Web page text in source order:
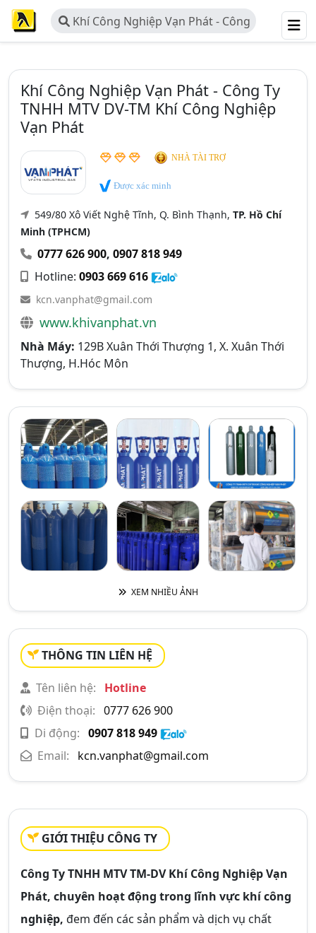
Khí Công Nghiệp Vạn Phát - Công
Ty TNHH MTV DV-TM Khí Công
Khí Công Nghiệp Vạn Phát - Công Ty
TNHH MTV DV-TM Khí Công Nghiệp
Vạn Phát
NHÀ TÀI TRỢ
Được xác minh
549/80 Xô Viết Nghệ Tĩnh, Q. Bình Thạnh, TP. Hồ Chí
Minh (TPHCM)
0777 626 900, 0907 818 949
Hotline: 0903 669 616
kcn.vanphat@gmail.com
www.khivanphat.vn
Nhà Máy: 129B Xuân Thới Thượng 1, X. Xuân Thới
Thượng, H.Hóc Môn
XEM NHIỀU ẢNH
THÔNG TIN LIÊN HỆ
Tên liên hệ:
Hotline
Điện thoại: 0777 626 900
Di động: 0907 818 949
Email:
kcn.vanphat@gmail.com
GIỚI THIỆU CÔNG TY
Công Ty TNHH MTV TM-DV Khí Công Nghiệp Vạn
Phát, chuyên hoạt động trong lĩnh vực khí công
nghiệp, đem đến các sản phẩm và dịch vụ chất